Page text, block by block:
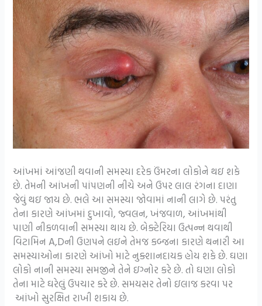
આંખમાં આંજણી થવાની સમસ્યા દરેક ઉંમરના લોકોને થઇ શકે
છે. તેમની આંખની પાંપણની નીચે અને ઉપર લાલ રંગના દાણા
જેવું થઇ જાય છે. ભલે આ સમસ્યા જોવામાં નાની લાગે છે. પરંતુ
તેના કારણે આંખમાં દુખાવો, જ્વલન, ખંજવાળ, આંખમાંથી
પાણી નીકળવાની સમસ્યા થાય છે. બેક્ટેરિયા ઉત્પન્ન થવાથી
વિટામિન A,Dની ઉણપને લઇને તેમજ કબ્જના કારણે થનારી આ
સમસ્યાઓના કારણે આંખો માટે નુક્શાનદાયક હોય શકે છે. ઘણા
લોકો નાની સમસ્યા સમજીને તેને ઇગ્નોર કરે છે. તો ઘણા લોકો
તેના માટે ઘરેલું ઉપચાર કરે છે. સમયસર તેનો ઇલાજ કરવા પર
આંખો સુરક્ષિત રાખી શકાય છે.